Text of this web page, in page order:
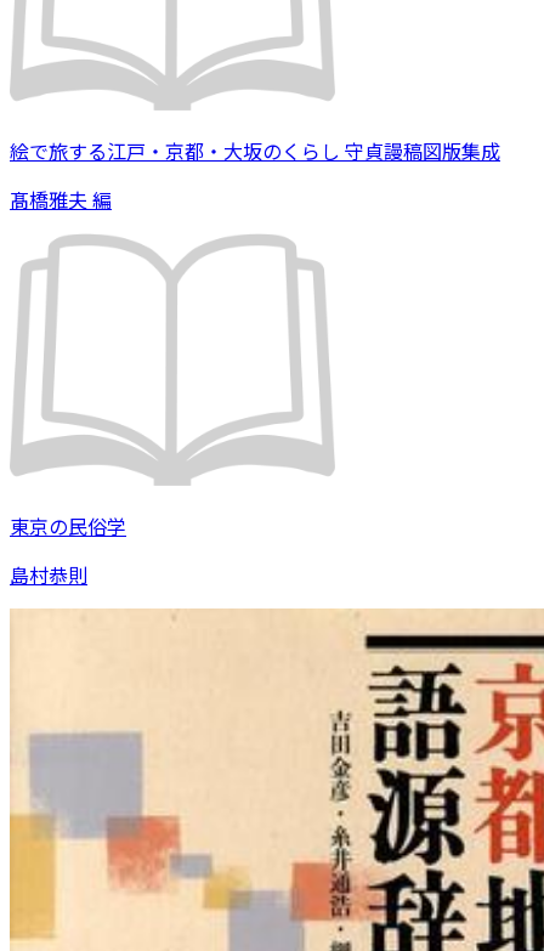
絵で旅する江戸・京都・大坂のくらし 守貞謾稿図版集成
髙橋雅夫 編
東京の民俗学
島村恭則